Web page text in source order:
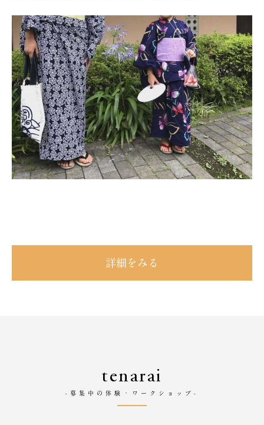
詳細をみる
tenarai
-募集中の体験・ワークショップ-